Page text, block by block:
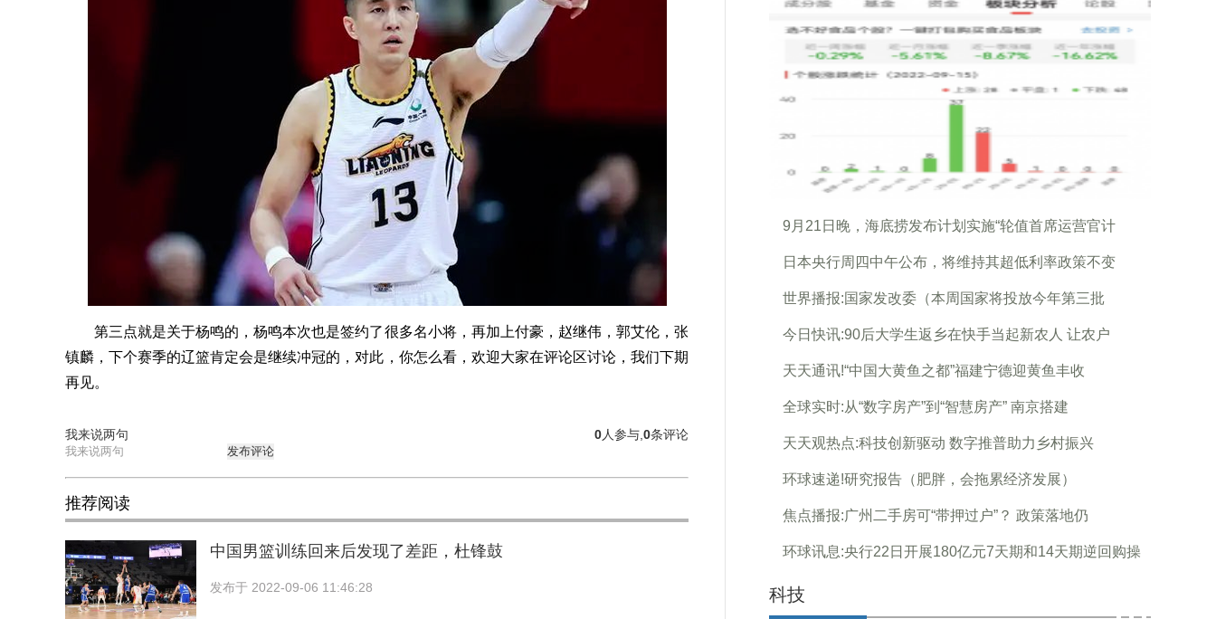
第三点就是关于杨鸣的，杨鸣本次也是签约了很多名小将，再加上付豪，赵继伟，郭艾伦，张
镇麟，下个赛季的辽篮肯定会是继续冲冠的，对此，你怎么看，欢迎大家在评论区讨论，我们下期
再见。
我来说两句 0条评论
0人参与,
发布评论
推荐阅读
中国男篮训练回来后发现了差距，杜锋鼓
发布于 2022-09-06 11:46:28
9月21日晚，海底捞发布计划实施“轮值首席运营官计
日本央行周四中午公布，将维持其超低利率政策不变
世界播报:国家发改委（本周国家将投放今年第三批
今日快讯:90后大学生返乡在快手当起新农人 让农户
天天通讯!“中国大黄鱼之都”福建宁德迎黄鱼丰收
全球实时:从“数字房产”到“智慧房产” 南京搭建
天天观热点:科技创新驱动 数字推普助力乡村振兴
环球速递!研究报告（肥胖，会拖累经济发展）
焦点播报:广州二手房可“带押过户”？ 政策落地仍
环球讯息:央行22日开展180亿元7天期和14天期逆回购操
科技